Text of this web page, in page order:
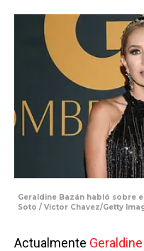
Geraldine Bazán habló sobre
Soto / Victor Chavez/Getty
Actualmente